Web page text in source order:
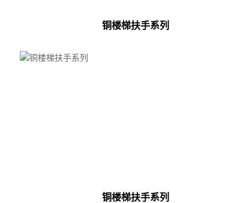
铜楼梯扶手系列
铜楼梯扶手系列